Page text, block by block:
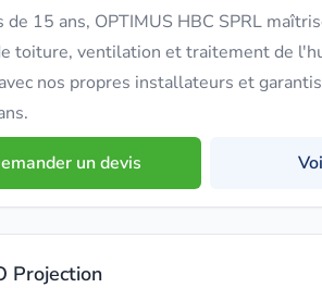
de 15 ans, OPTIMUS HBC SPRL
toiture, ventilation et traitement de
nos propres installateurs et
un devis
Projection